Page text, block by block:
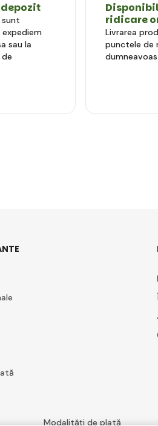
sau la
ridicare
Livrarea
punctele de
Modalități de plată